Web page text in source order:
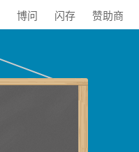
博问 闪存 赞助商